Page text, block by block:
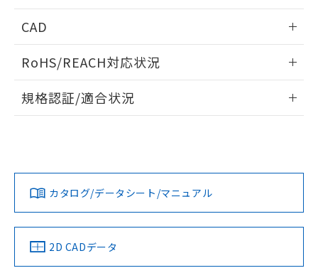
CAD
ドすることができます。
ログイン/会員登録
ダウンロードデータをご利用いただく前に、以下を必ずお読
みください。
ソフトウェアの使用条件
RoHS/REACH対応状況
EU RoHS 注意事項・凡例
対応済み
中国 RoHS 注意事項・凡例
規格認証/適合状況
LR型式承認
（イギリス
船舶規格）
DNV型式承認
（ノルウェー
BV型式承認
（フランス
KR型式
（韓国
No No No No
カタログ/データシート/マニュアル
2D CADデータ
あります。
登録された部品リストについて、当社
および当社の共同利用者が、当社の製
品・サービスに関するお客様との取
引・商談に必要な範囲で利用すること
をご了承ください。
※当社の共同利用者とは、"個人情報
下記の非含有証明書をダウンロードするこ
とができます。
EU RoHS指令（10物質）の非含有証明書
ものではありません。
また、RoHS指令のフタル酸エステル類４
物質の対応では、対応完了までの期間は出
荷製品に未対応品が混在することから備考
欄に対応日を記載しておりました。
既に当社にて対応品への在庫切替を完了
「－」：未確認です。当社販売部門へお問